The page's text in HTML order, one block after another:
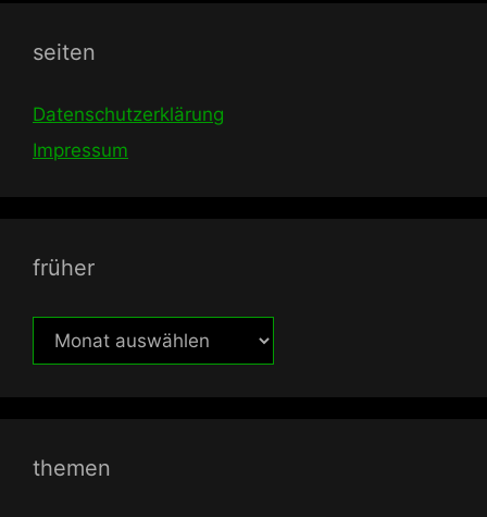
seiten
Datenschutzerklärung
Impressum
früher
früher
themen